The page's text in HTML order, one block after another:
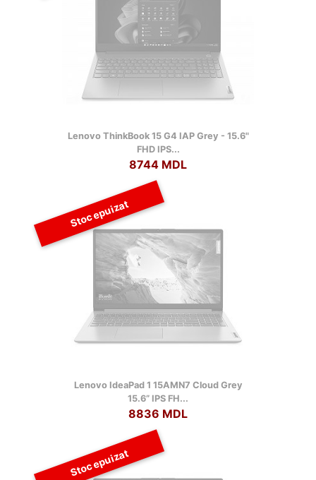
Lenovo ThinkBook 15 G4 IAP Grey - 15.6"
FHD IPS...
8744 MDL
Stoc epuizat
Lenovo IdeaPad 1 15AMN7 Cloud Grey
15.6” IPS FH...
8836 MDL
Stoc epuizat